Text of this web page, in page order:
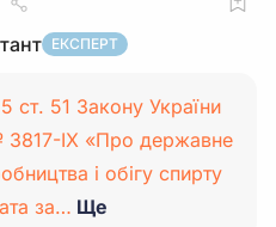
ЕКСПЕРТ
ст. 51 Закону України
3817-IX «Про державне
і обігу спирту
за… Ще